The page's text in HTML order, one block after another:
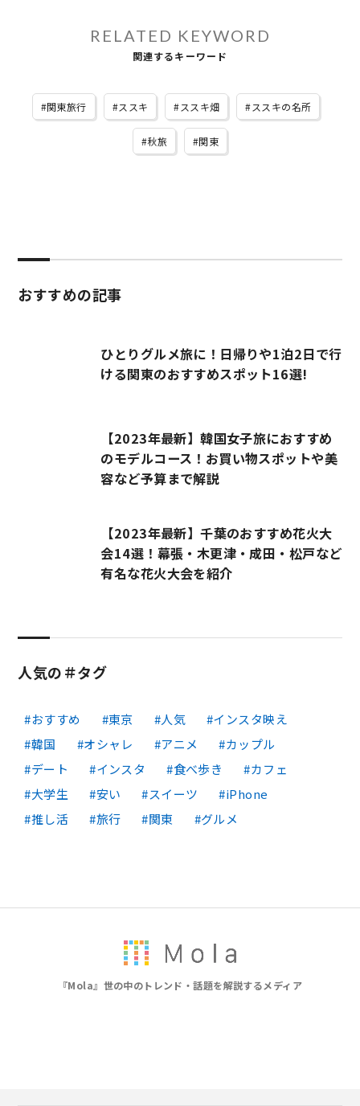
RELATED KEYWORD
関連するキーワード
関東旅行 ススキ ススキ畑 ススキの名所
秋旅 関東
おすすめの記事
ひとりグルメ旅に！日帰りや1泊2日で行
ける関東のおすすめスポット16選!
【2023年最新】韓国女子旅におすすめ
のモデルコース！お買い物スポットや美
容など予算まで解説
【2023年最新】千葉のおすすめ花火大
会14選！幕張・木更津・成田・松戸など
有名な花火大会を紹介
人気の＃タグ
おすすめ 東京 人気
インスタ映え
韓国
オシャレ アニメ
カップル
デート
インスタ 食べ歩き
カフェ
大学生
安い スイーツ
iPhone
推し活
旅行 関東 グルメ
『Mola』世の中のトレンド・話題を解説するメディア